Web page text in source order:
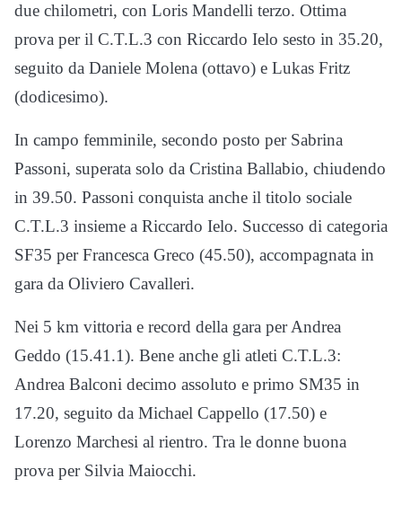
due chilometri, con Loris Mandelli terzo. Ottima
prova per il C.T.L.3 con Riccardo Ielo sesto in 35.20,
seguito da Daniele Molena (ottavo) e Lukas Fritz
(dodicesimo).
In campo femminile, secondo posto per Sabrina
Passoni, superata solo da Cristina Ballabio, chiudendo
in 39.50. Passoni conquista anche il titolo sociale
C.T.L.3 insieme a Riccardo Ielo. Successo di categoria
SF35 per Francesca Greco (45.50), accompagnata in
gara da Oliviero Cavalleri.
Nei 5 km vittoria e record della gara per Andrea
Geddo (15.41.1). Bene anche gli atleti C.T.L.3:
Andrea Balconi decimo assoluto e primo SM35 in
17.20, seguito da Michael Cappello (17.50) e
Lorenzo Marchesi al rientro. Tra le donne buona
prova per Silvia Maiocchi.